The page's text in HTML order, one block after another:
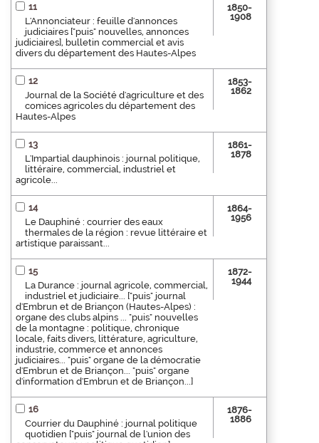
11
L'Annonciateur : feuille d'annonces
judiciaires ["puis" nouvelles, annonces
judiciaires], bulletin commercial et avis
divers du département des Hautes-Alpes
1850-
1908
12
Journal de la Société d'agriculture et des
comices agricoles du département des
Hautes-Alpes
1853-
1862
13
L'Impartial dauphinois : journal politique,
littéraire, commercial, industriel et
agricole...
1861-
1878
14
Le Dauphiné : courrier des eaux
thermales de la région : revue littéraire et
artistique paraissant...
1864-
1956
15
La Durance : journal agricole, commercial,
industriel et judiciaire... ["puis" journal
d'Embrun et de Briançon (Hautes-Alpes) :
organe des clubs alpins ... "puis" nouvelles
de la montagne : politique, chronique
locale, faits divers, littérature, agriculture,
industrie, commerce et annonces
judiciaires... "puis" organe de la démocratie
d'Embrun et de Briançon... "puis" organe
d'information d'Embrun et de Briançon...]
1872-
1944
16
Courrier du Dauphiné : journal politique
quotidien ["puis" journal de l'union des
1876-
1886